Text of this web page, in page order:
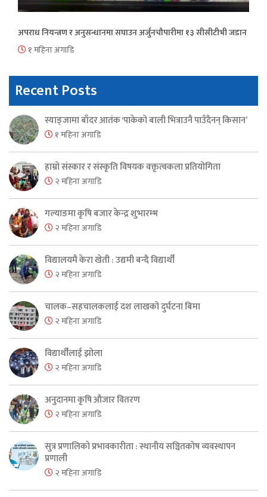
अपराध नियन्त्रण र अनुसन्धानमा सघाउन अर्जुनचौपारीमा १३ सीसीटीभी जडान
१ महिना अगाडि
Recent Posts
स्याङ्जामा बाँदर आतंक ‘पाकेको बाली भित्राउनै पाउँदैनन् किसान’
१ महिना अगाडि
हाम्रो संस्कार र संस्कृति विषयक वक्तृत्वकला प्रतियोगिता
२ महिना अगाडि
गल्याङमा कृषि बजार केन्द्र शुभारम्भ
२ महिना अगाडि
विद्यालयमै केरा खेती : उद्यमी बन्दै विद्यार्थी
२ महिना अगाडि
चालक–सहचालकलाई दश लाखको दुर्घटना बिमा
२ महिना अगाडि
विद्यार्थीलाई झोला
२ महिना अगाडि
अनुदानमा कृषि औजार वितरण
२ महिना अगाडि
सुत्र प्रणालिको प्रभावकारीता : स्थानीय सञ्चितकोष व्यवस्थापन
प्रणाली
२ महिना अगाडि